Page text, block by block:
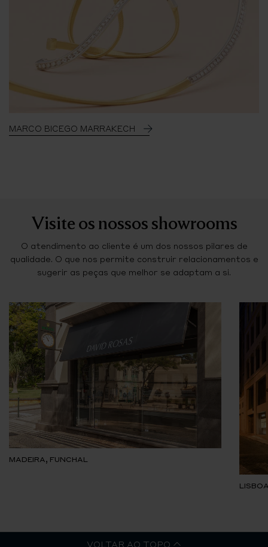
MARCO BICEGO MARRAKECH
Visite os nossos showrooms
O atendimento ao cliente é um dos nossos pilares de
qualidade. O que nos permite construir relacionamentos e
sugerir as peças que melhor se adaptam a si.
MADEIRA, FUNCHAL
VOLTAR AO TOPO